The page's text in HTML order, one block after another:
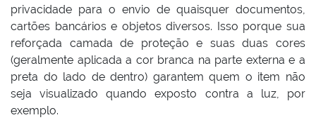
privacidade para o envio de quaisquer documentos,
cartões bancários e objetos diversos. Isso porque sua
reforçada camada de proteção e suas duas cores
(geralmente aplicada a cor branca na parte externa e a
preta do lado de dentro) garantem quem o item não
seja visualizado quando exposto contra a luz, por
exemplo.